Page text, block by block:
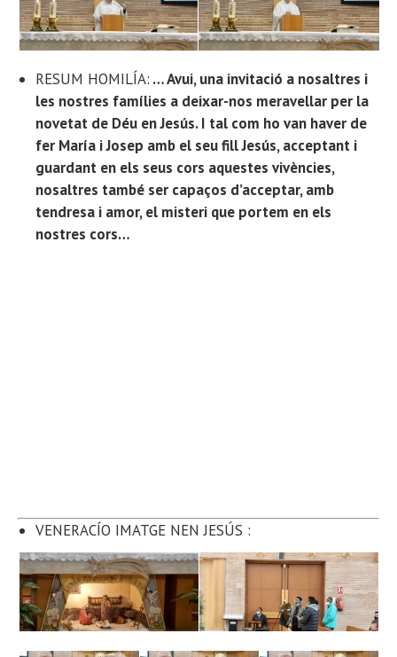
RESUM HOMILÍA: … Avui, una invitació a nosaltres i
les nostres famílies a deixar-nos meravellar per la
novetat de Déu en Jesús. I tal com ho van haver de
fer María i Josep amb el seu fill Jesús, acceptant i
guardant en els seus cors aquestes vivències,
nosaltres també ser capaços d’acceptar, amb
tendresa i amor, el misteri que portem en els
nostres cors…
VENERACÍO IMATGE NEN JESÚS :